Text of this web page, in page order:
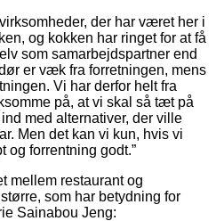
der har været her i
og kokken har ringet for at få
som samarbejdspartner end
er væk fra forretningen, mens
Vi har derfor helt fra
på, at vi skal så tæt på
med alternativer, der ville
Men det kan vi kun, hvis vi
og forrentning godt.”
mellem restaurant og
som har betydning for
Sainabou Jeng: